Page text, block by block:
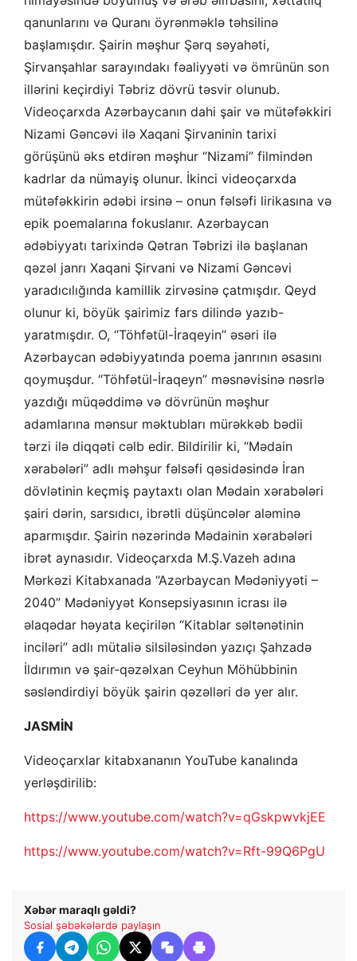
qanunlarını və Quranı öyrənməklə təhsilinə
başlamışdır. Şairin məşhur Şərq səyahəti,
Şirvanşahlar sarayındakı fəaliyyəti və ömrünün son
illərini keçirdiyi Təbriz dövrü təsvir olunub.
Videoçarxda Azərbaycanın dahi şair və mütəfəkkiri
Nizami Gəncəvi ilə Xaqani Şirvaninin tarixi
görüşünü əks etdirən məşhur “Nizami” filmindən
kadrlar da nümayiş olunur. İkinci videoçarxda
mütəfəkkirin ədəbi irsinə – onun fəlsəfi lirikasına və
epik poemalarına fokuslanır. Azərbaycan
ədəbiyyatı tarixində Qətran Təbrizi ilə başlanan
qəzəl janrı Xaqani Şirvani və Nizami Gəncəvi
yaradıcılığında kamillik zirvəsinə çatmışdır. Qeyd
olunur ki, böyük şairimiz fars dilində yazıb-
yaratmışdır. O, “Töhfətül-İraqeyin” əsəri ilə
Azərbaycan ədəbiyyatında poema janrının əsasını
qoymuşdur. “Töhfətül-İraqeyn” məsnəvisinə nəsrlə
yazdığı müqəddimə və dövrünün məşhur
adamlarına mənsur məktubları mürəkkəb bədii
tərzi ilə diqqəti cəlb edir. Bildirilir ki, “Mədain
xərabələri” adlı məhşur fəlsəfi qəsidəsində İran
dövlətinin keçmiş paytaxtı olan Mədain xərabələri
şairi dərin, sarsıdıcı, ibrətli düşüncələr aləminə
aparmışdır. Şairin nəzərində Mədainin xərabələri
ibrət aynasıdır. Videoçarxda M.Ş.Vazeh adına
Mərkəzi Kitabxanada “Azərbaycan Mədəniyyəti –
2040” Mədəniyyət Konsepsiyasının icrası ilə
əlaqədar həyata keçirilən “Kitablar səltənətinin
inciləri” adlı mütaliə silsiləsindən yazıçı Şahzadə
İldırımın və şair-qəzəlxan Ceyhun Möhübbinin
səsləndirdiyi böyük şairin qəzəlləri də yer alır.
JASMİN
Videoçarxlar kitabxananın YouTube kanalında
yerləşdirilib:
https://www.youtube.com/watch?v=qGskpwvkjEE
https://www.youtube.com/watch?v=Rft-99Q6PgU
Xəbər maraqlı gəldi?
Sosial şəbəkələrdə paylaşın